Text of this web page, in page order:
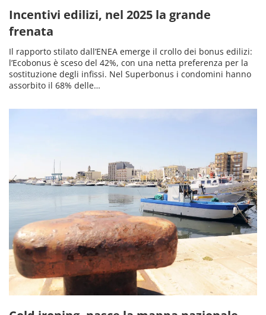
Incentivi edilizi, nel 2025 la grande
frenata
Il rapporto stilato dall’ENEA emerge il crollo dei bonus edilizi:
l’Ecobonus è sceso del 42%, con una netta preferenza per la
sostituzione degli infissi. Nel Superbonus i condomini hanno
assorbito il 68% delle…